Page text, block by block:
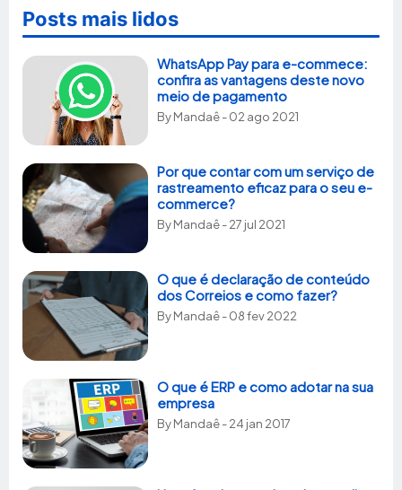
Posts mais lidos
WhatsApp Pay para e-commece:
confira as vantagens deste novo
meio de pagamento
ByMandaê- 02 ago 2021
Por que contar com um serviço de
rastreamento eficaz para o seu e-
commerce?
ByMandaê- 27 jul 2021
O que é declaração de conteúdo
dos Correios e como fazer?
ByMandaê- 08 fev 2022
O que é ERP e como adotar na sua
empresa
ByMandaê- 24 jan 2017